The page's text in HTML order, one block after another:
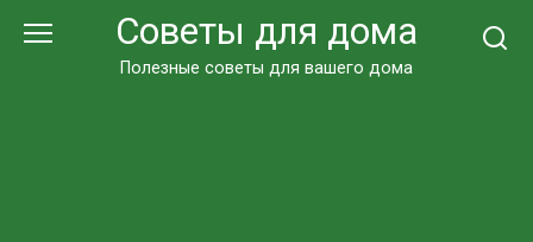
Советы для дома
Полезные советы для вашего дома